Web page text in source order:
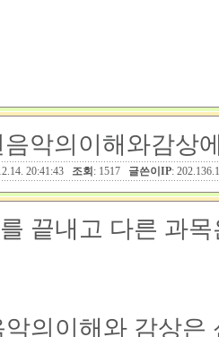
악의이해와감상
20:41:43 조회 : 1517 글쓴이IP:
끝내고 다른 과
악의이해와 감상